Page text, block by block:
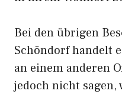
Bei den übrigen
Schöndorf handelt
an einem anderen
jedoch nicht sagen,